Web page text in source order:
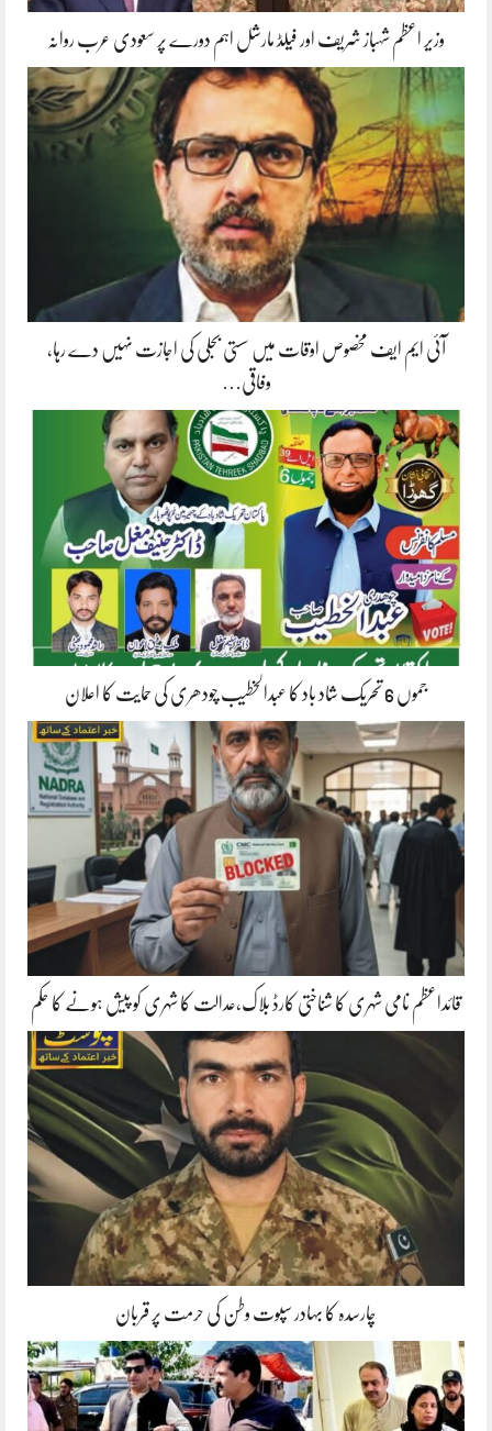
وزیر اعظم شہباز شریف اور فیلڈ مارشل اہم دورے پر سعودی عرب روانہ
آئی ایم ایف مخصوص اوقات میں سستی بجلی کی اجازت نہیں دے رہا،
وفاقی…
جموں 6 تحریک شاد باد کا عبدالخطیب چودھری کی حمایت کا اعلان
قائداعظم نامی شہری کا شناختی کارڈ بلاک،عدالت کا شہری کو پیش ہونے کا حکم
چارسدہ کا بہادر سپوت وطن کی حرمت پر قربان